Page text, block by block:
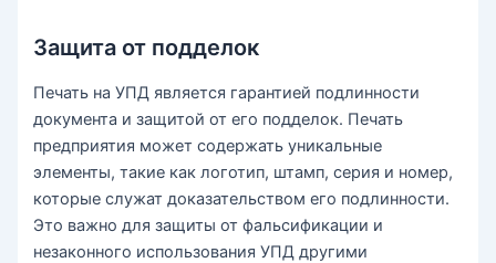
Защита от подделок
Печать на УПД является гарантией подлинности
документа и защитой от его подделок. Печать
предприятия может содержать уникальные
элементы, такие как логотип, штамп, серия и номер,
которые служат доказательством его подлинности.
Это важно для защиты от фальсификации и
незаконного использования УПД другими